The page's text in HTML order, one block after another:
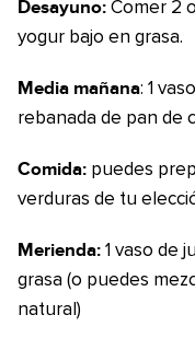
Desayuno: Comer 2
yogur bajo en grasa.
Media mañana: 1
rebanada de pan de
Comida: puedes
verduras de tu
Merienda: 1 vaso de
grasa (o puedes
natural)